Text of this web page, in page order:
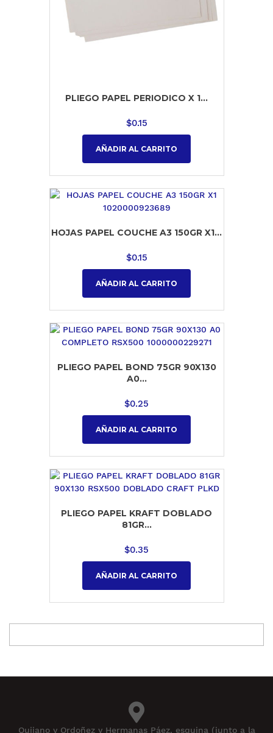
PLIEGO PAPEL PERIODICO X 1...
$0.15
AÑADIR AL CARRITO
HOJAS PAPEL COUCHE A3 150GR X1...
$0.15
AÑADIR AL CARRITO
PLIEGO PAPEL BOND 75GR 90X130
A0...
$0.25
AÑADIR AL CARRITO
PLIEGO PAPEL KRAFT DOBLADO
81GR...
$0.35
AÑADIR AL CARRITO
Quijano y Ordoñez y Hermanas Páez, esquina (junto a la